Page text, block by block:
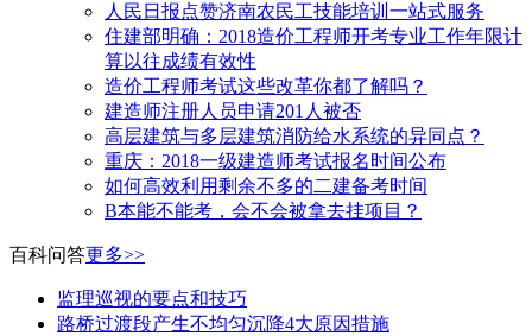
人民日报点赞济南农民工技能培训一站式服务
住建部明确：2018造价工程师开考专业工作年限计
算以往成绩有效性
造价工程师考试这些改革你都了解吗？
建造师注册人员申请201人被否
高层建筑与多层建筑消防给水系统的异同点？
​重庆：2018一级建造师考试报名时间公布
如何高效利用剩余不多的二建备考时间
B本能不能考，会不会被拿去挂项目？
百科问答更多>>
监理巡视的要点和技巧
路桥过渡段产生不均匀沉降4大原因措施